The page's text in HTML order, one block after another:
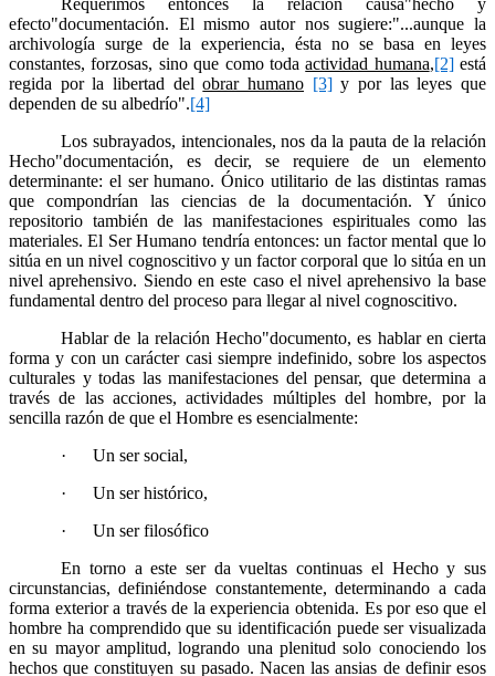
efecto"documentación. El mismo autor nos sugiere:"...aunque la
archivología surge de la experiencia, ésta no se basa en leyes
constantes, forzosas, sino que como todaactividad humana,[2]está
regida por la libertad delobrar humano [3]y por las leyes que
dependen de su albedrío".[4]
Los subrayados, intencionales, nos da la pauta de la relación
Hecho"documentación, es decir, se requiere de un elemento
determinante: el ser humano. Ónico utilitario de las distintas ramas
que compondrían las ciencias de la documentación. Y único
repositorio también de las manifestaciones espirituales como las
materiales. El Ser Humano tendría entonces: un factor mental que lo
sitúa en un nivel cognoscitivo y un factor corporal que lo sitúa en un
nivel aprehensivo. Siendo en este caso el nivel aprehensivo la base
fundamental dentro del proceso para llegar al nivel cognoscitivo.
Hablar de la relación Hecho"documento, es hablar en cierta
forma y con un carácter casi siempre indefinido, sobre los aspectos
culturales y todas las manifestaciones del pensar, que determina a
través de las acciones, actividades múltiples del hombre, por la
sencilla razón de que el Hombre es esencialmente:
·
Un ser social,
·
Un ser histórico,
·
Un ser filosófico
En torno a este ser da vueltas continuas el Hecho y sus
circunstancias, definiéndose constantemente, determinando a cada
forma exterior a través de la experiencia obtenida. Es por eso que el
hombre ha comprendido que su identificación puede ser visualizada
en su mayor amplitud, logrando una plenitud solo conociendo los
hechos que constituyen su pasado. Nacen las ansias de definir esos